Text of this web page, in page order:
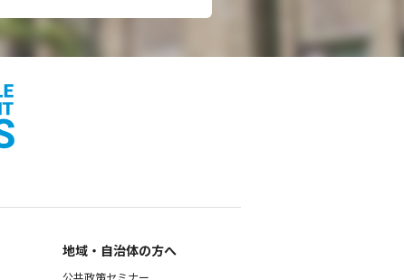
地域・自治体の方へ
公共政策セミナー